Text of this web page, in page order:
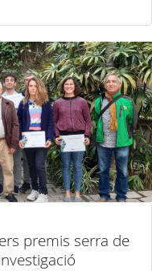
premis serra de